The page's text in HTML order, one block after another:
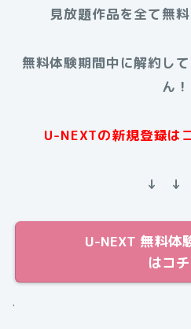
見放題作品を全て無
無料体験期間中に解約し
ん！
U-NEXTの新規登録は
↓ ↓
U-NEXT 無料体
はコ
.